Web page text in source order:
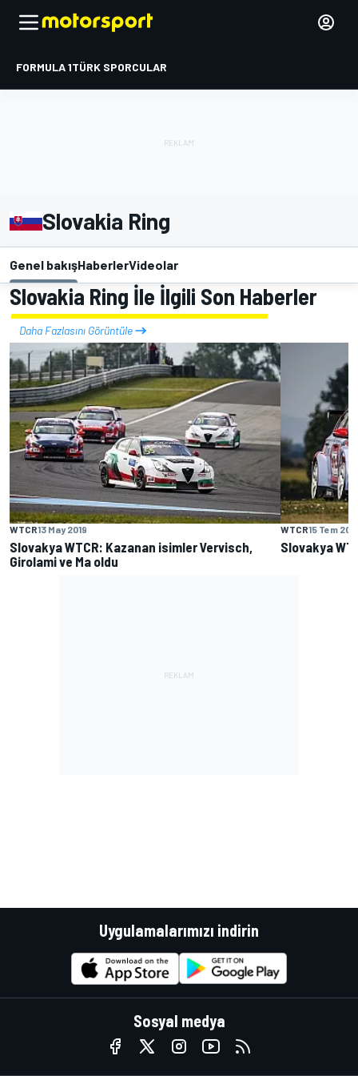
FORMULA 1TÜRK SPORCULAR
Slovakia Ring
Genel bakışHaberlerVideolar
Slovakia Ring İle İlgili Son Haberler
Daha Fazlasını Görüntüle
WTCR13 May 2019
Slovakya WTCR: Kazanan isimler Vervisch,
Girolami ve Ma oldu
WTCR15 Tem
Slovakya
Uygulamalarımızı indirin
Sosyal medya